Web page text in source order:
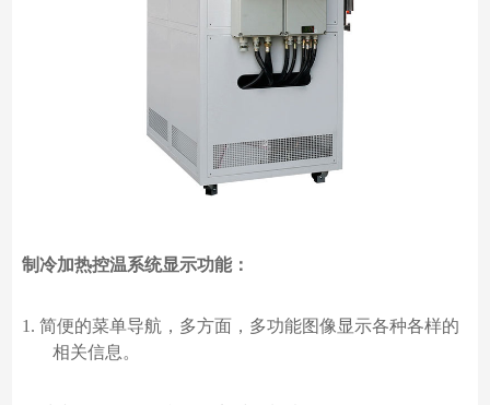
制冷加热控温系统显示功能：
1. 简便的菜单导航，多方面，多功能图像显示各种各样的
相关信息。